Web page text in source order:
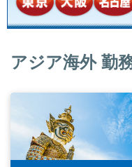
アジア海外 勤